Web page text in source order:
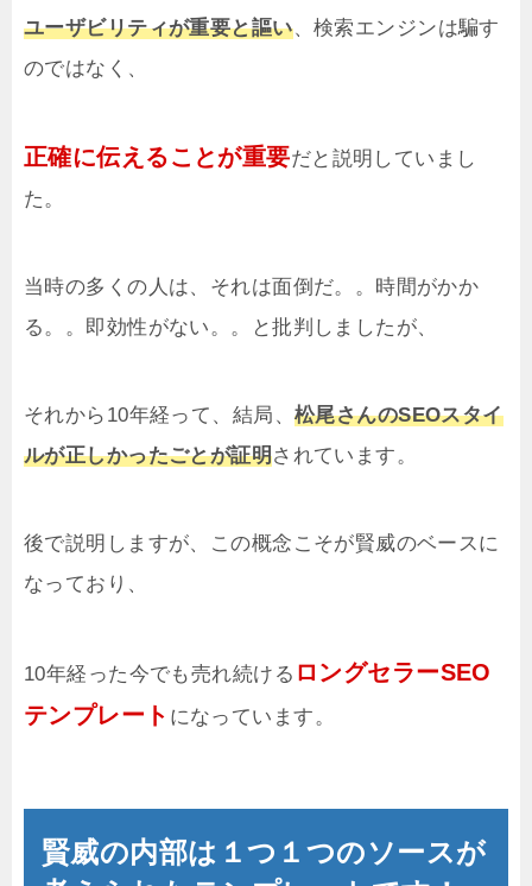
ユーザビリティが重要と謳い、検索エンジンは騙す
のではなく、
正確に伝えることが重要だと説明していまし
た。
当時の多くの人は、それは面倒だ。。時間がかか
る。。即効性がない。。と批判しましたが、
それから10年経って、結局、 松尾さんのSEOスタイ
ルが正しかったごとが証明されています。
後で説明しますが、この概念こそが賢威のベースに
なっており、
10年経った今でも売れ続ける ロングセラーSEO
テンプレート になっています。
賢威の内部は１つ１つのソースが